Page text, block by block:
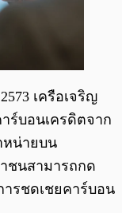
เครือเจริญ
ร์บอนเครดิตจาก
หน่ายบน
าชนสามารถกด
รชดเชยคาร์บอน